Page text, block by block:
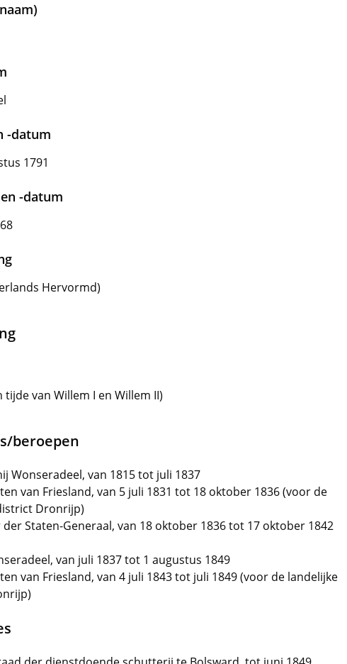
-datum
1791
-datum
Hervormd)
van Willem I en Willem II)
beroepen
Wonseradeel, van 1815 tot juli 1837
van Friesland, van 5 juli 1831 tot 18 oktober 1836 (voor de
Dronrijp)
der Staten-Generaal, van 18 oktober 1836 tot 17 oktober 1842
van juli 1837 tot 1 augustus 1849
van Friesland, van 4 juli 1843 tot juli 1849 (voor de landelijke